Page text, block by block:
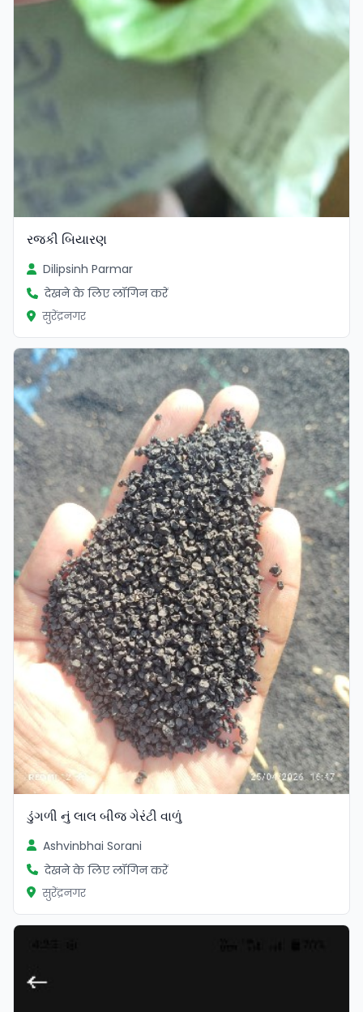
રજકી બિયારણ
Dilipsinh Parmar
देखने के लिए लॉगिन करें
सुरेंद्रनगर
ડુંગળી નું લાલ બીજ ગેરંટી વાળું
Ashvinbhai Sorani
देखने के लिए लॉगिन करें
सुरेंद्रनगर